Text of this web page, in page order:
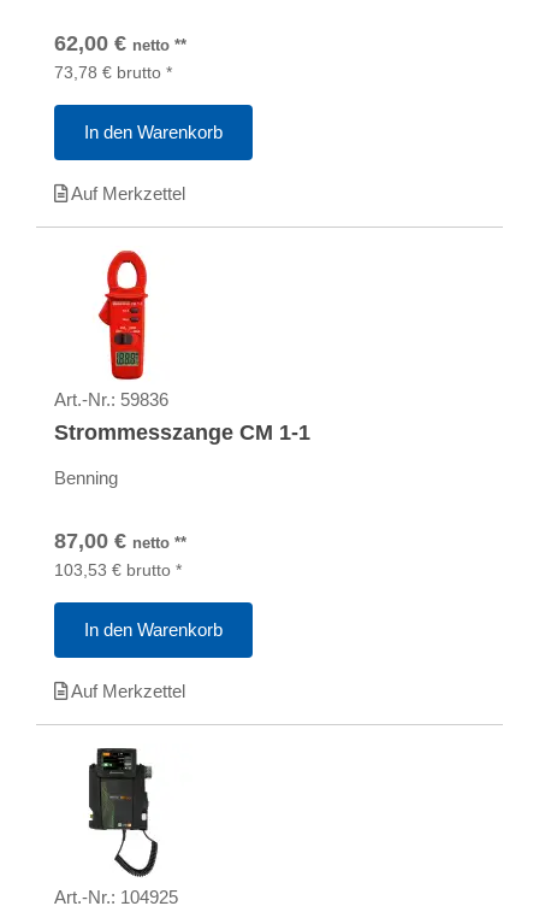
62,00 € netto **
73,78 € brutto *
In den Warenkorb
Auf Merkzettel
Art.-Nr.: 59836
Strommesszange CM 1-1
Benning
87,00 € netto **
103,53 € brutto *
In den Warenkorb
Auf Merkzettel
Art.-Nr.: 104925